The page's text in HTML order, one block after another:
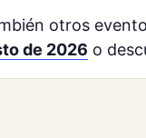
otros
de 2026 o